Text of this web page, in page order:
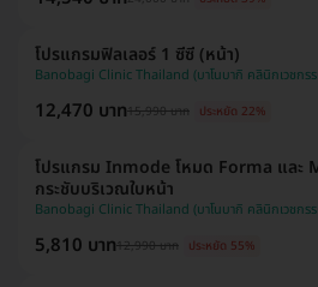
โปรแกรมฟิลเลอร์ 1 ซีซี (หน้า)
Banobagi Clinic Thailand (บาโนบากิ คลินิกเวชกร
12,470 บาท15,990 บาท ประหยัด 22%
โปรแกรม Inmode โหมด Forma และ
กระชับบริเวณใบหน้า
Banobagi Clinic Thailand (บาโนบากิ คลินิกเวชกร
5,810 บาท12,990 บาท ประหยัด 55%